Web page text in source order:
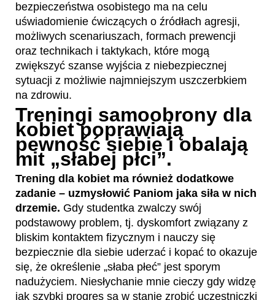
bezpieczeństwa osobistego ma na celu
uświadomienie ćwiczących o źródłach agresji,
możliwych scenariuszach, formach prewencji
oraz technikach i taktykach, które mogą
zwiększyć szanse wyjścia z niebezpiecznej
sytuacji z możliwie najmniejszym uszczerbkiem
na zdrowiu.
Treningi samoobrony dla
kobiet poprawiają
pewność siebie i obalają
mit „słabej płci”.
Trening dla kobiet ma również dodatkowe
zadanie – uzmysłowić Paniom jaka siła w nich
drzemie. Gdy studentka zwalczy swój
podstawowy problem, tj. dyskomfort związany z
bliskim kontaktem fizycznym i nauczy się
bezpiecznie dla siebie uderzać i kopać to okazuje
się, że określenie „słaba płeć” jest sporym
nadużyciem. Niesłychanie mnie cieczy gdy widzę
jak szybki progres są w stanie zrobić uczestniczki